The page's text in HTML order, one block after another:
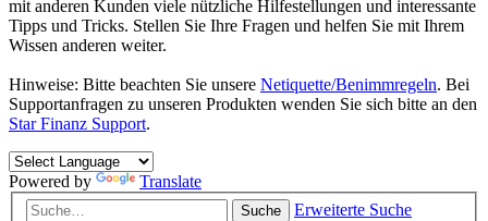
mit anderen Kunden viele nützliche Hilfestellungen und interessante
Tipps und Tricks. Stellen Sie Ihre Fragen und helfen Sie mit Ihrem
Wissen anderen weiter.
Hinweise: Bitte beachten Sie unsere Netiquette/Benimmregeln. Bei
Supportanfragen zu unseren Produkten wenden Sie sich bitte an den
Star Finanz Support.
Powered by Translate
Suche Erweiterte Suche